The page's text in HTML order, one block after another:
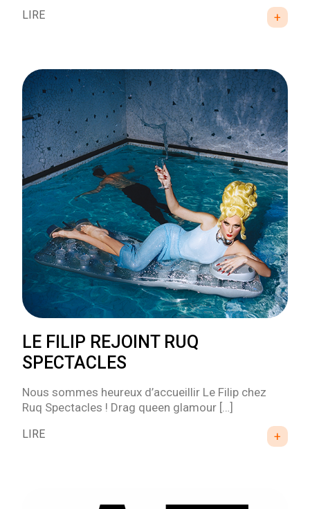
LIRE +
LE FILIP REJOINT RUQ
SPECTACLES
Nous sommes heureux d’accueillir Le Filip chez
Ruq Spectacles ! Drag queen glamour […]
LIRE +